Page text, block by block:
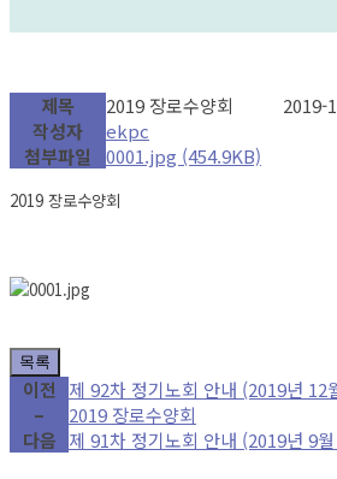
제목 2019 장로수양회
2019-
작성자
ekpc
첨부파일
0001.jpg (454.9KB)
2019 장로수양회
목록
이전
제 92차 정기노회 안내 (2019년 12
–
2019 장로수양회
다음 제 91차 정기노회 안내 (2019년 9